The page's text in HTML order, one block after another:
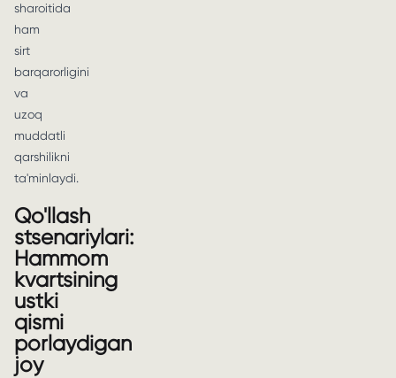
sharoitida
ham
sirt
barqarorligini
va
uzoq
muddatli
qarshilikni
ta'minlaydi.
Qo'llash
stsenariylari:
Hammom
kvartsining
ustki
qismi
porlaydigan
joy